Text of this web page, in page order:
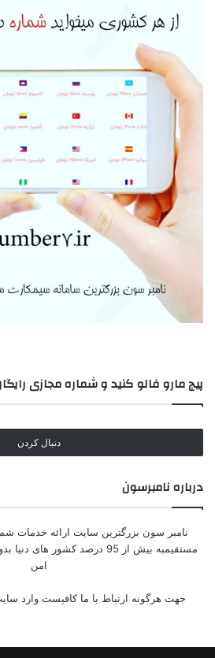
پیج مارو فالو کنید و شماره مجازی
دنبال کردن
درباره‌ نامبرسون
نامبر سون بزرگترین سایت ارائه خدمات
مستقیمبه بیش از 95 درصد کشور
امن
جهت هرگونه ارتباط با ما کافیست وارد